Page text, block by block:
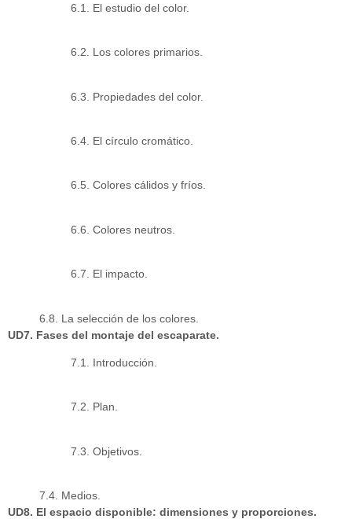
6.1. El estudio del color.
6.2. Los colores primarios.
6.3. Propiedades del color.
6.4. El círculo cromático.
6.5. Colores cálidos y fríos.
6.6. Colores neutros.
6.7. El impacto.
6.8. La selección de los colores.
UD7. Fases del montaje del escaparate.
7.1. Introducción.
7.2. Plan.
7.3. Objetivos.
7.4. Medios.
UD8. El espacio disponible: dimensiones y proporciones.